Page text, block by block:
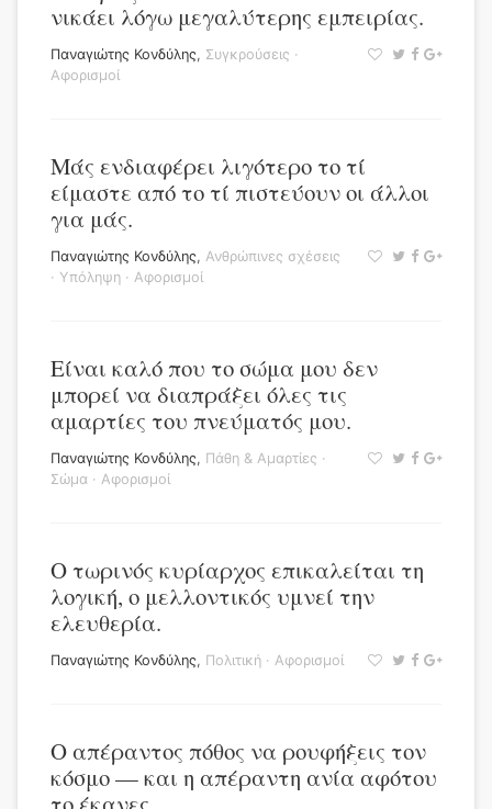
νικάει λόγω μεγαλύτερης εμπειρίας.
Παναγιώτης Κονδύλης, Συγκρούσεις ·
Αφορισμοί
Μάς ενδιαφέρει λιγότερο το τί
είμαστε από το τί πιστεύουν οι άλλοι
για μάς.
Παναγιώτης Κονδύλης, Ανθρώπινες σχέσεις
· Υπόληψη · Αφορισμοί
Είναι καλό που το σώμα μου δεν
μπορεί να διαπράξει όλες τις
αμαρτίες του πνεύματός μου.
Παναγιώτης Κονδύλης, Πάθη & Αμαρτίες ·
Σώμα · Αφορισμοί
Ο τωρινός κυρίαρχος επικαλείται τη
λογική, ο μελλοντικός υμνεί την
ελευθερία.
Παναγιώτης Κονδύλης, Πολιτική · Αφορισμοί
Ο απέραντος πόθος να ρουφήξεις τον
κόσμο — και η απέραντη ανία αφότου